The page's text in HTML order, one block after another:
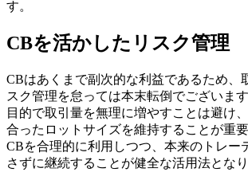
す。
CBを活かしたリスク管理
CBはあくまで副次的な利益であるため、
スク管理を怠っては本末転倒でございま
目的で取引量を無理に増やすことは避け
合ったロットサイズを維持することが重要
CBを合理的に利用しつつ、本来のトレー
さずに継続することが健全な活用法となり